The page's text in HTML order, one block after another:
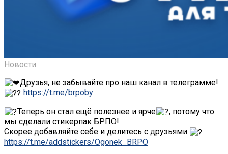
Новости
Друзья, не забывайте про наш канал в телеграмме!
https://t.me/brpoby
Теперь он стал ещё полезнее и ярче
, потому что
мы сделали стикерпак БРПО!
Скорее добавляйте себе и делитесь с друзьями
https://t.me/addstickers/Ogonek_BRPO